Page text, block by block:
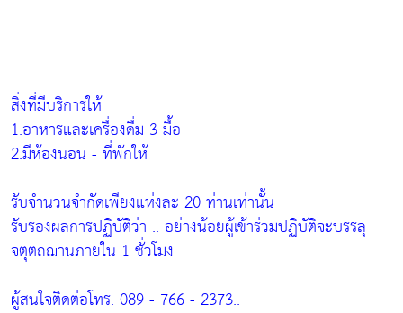
สิ่งที่มีบริการให้
1.อาหารและเครื่องดื่ม 3 มื้อ
2.มีห้องนอน - ที่พักให้
รับจำนวนจำกัดเพียงแห่งละ 20 ท่านเท่านั้น
รับรองผลการปฏิบัติว่า .. อย่างน้อยผู้เข้าร่วมปฏิบัติจะบรรลุ
จตุตถฌานภายใน 1 ชั่วโมง
ผู้สนใจติดต่อโทร. 089 - 766 - 2373..